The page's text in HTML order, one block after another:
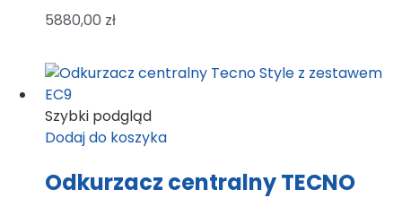
5880,00 zł
Szybki podgląd
Dodaj do koszyka
Odkurzacz centralny TECNO